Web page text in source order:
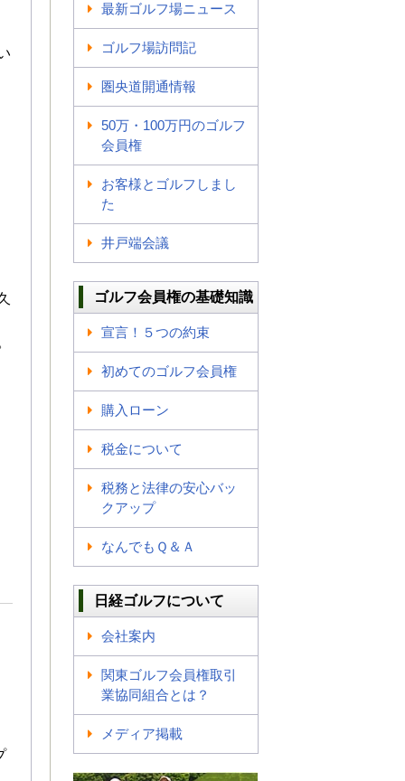
最新ゴルフ場ニュース
ゴルフ場訪問記
圏央道開通情報
50万・100万円のゴルフ
会員権
お客様とゴルフしまし
た
井戸端会議
ゴルフ会員権の基礎知識
宣言！５つの約束
初めてのゴルフ会員権
購入ローン
税金について
税務と法律の安心バッ
クアップ
なんでもＱ＆Ａ
日経ゴルフについて
会社案内
関東ゴルフ会員権取引
業協同組合とは？
メディア掲載